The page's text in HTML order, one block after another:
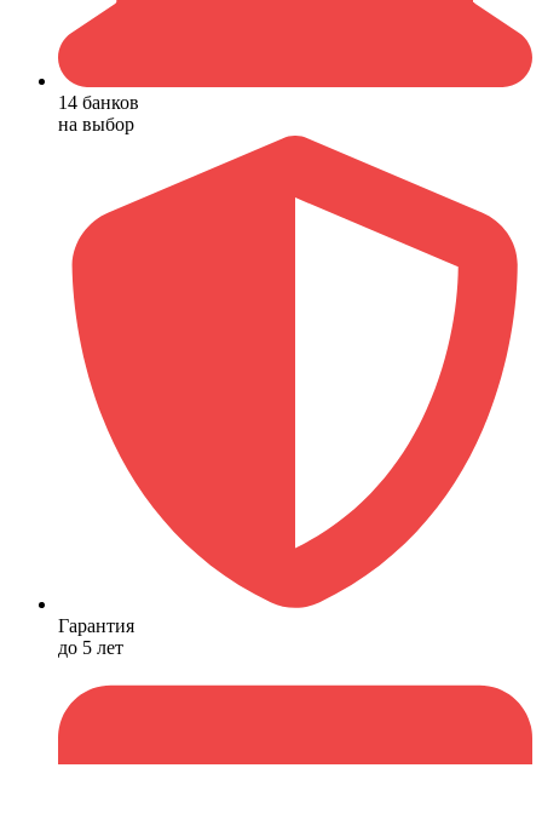
14 банков
на выбор
Гарантия
до 5 лет